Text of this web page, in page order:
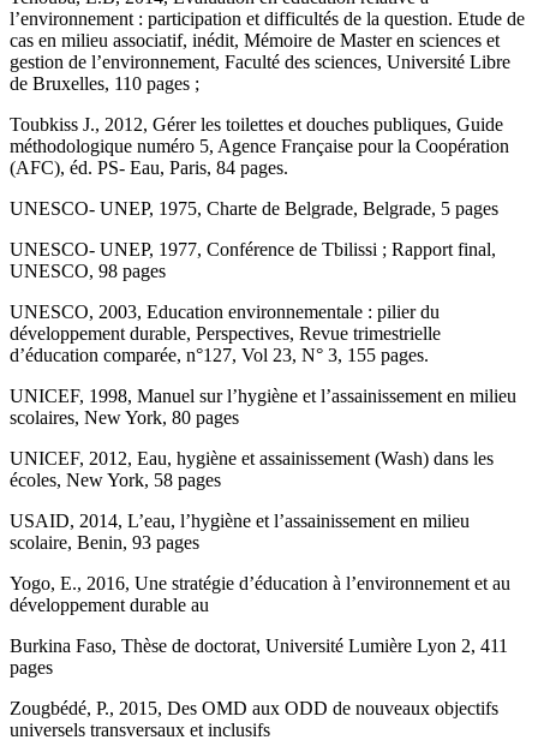
l’environnement : participation et difficultés de la question. Etude de
cas en milieu associatif, inédit, Mémoire de Master en sciences et
gestion de l’environnement, Faculté des sciences, Université Libre
de Bruxelles, 110 pages ;
Toubkiss J., 2012, Gérer les toilettes et douches publiques, Guide
méthodologique numéro 5, Agence Française pour la Coopération
(AFC), éd. PS- Eau, Paris, 84 pages.
UNESCO- UNEP, 1975, Charte de Belgrade, Belgrade, 5 pages
UNESCO- UNEP, 1977, Conférence de Tbilissi ; Rapport final,
UNESCO, 98 pages
UNESCO, 2003, Education environnementale : pilier du
développement durable, Perspectives, Revue trimestrielle
d’éducation comparée, n°127, Vol 23, N° 3, 155 pages.
UNICEF, 1998, Manuel sur l’hygiène et l’assainissement en milieu
scolaires, New York, 80 pages
UNICEF, 2012, Eau, hygiène et assainissement (Wash) dans les
écoles, New York, 58 pages
USAID, 2014, L’eau, l’hygiène et l’assainissement en milieu
scolaire, Benin, 93 pages
Yogo, E., 2016, Une stratégie d’éducation à l’environnement et au
développement durable au
Burkina Faso, Thèse de doctorat, Université Lumière Lyon 2, 411
pages
Zougbédé, P., 2015, Des OMD aux ODD de nouveaux objectifs
universels transversaux et inclusifs